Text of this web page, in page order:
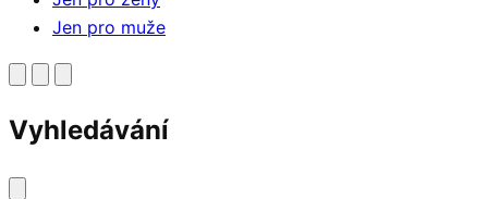
Jen pro muže
Vyhledávání